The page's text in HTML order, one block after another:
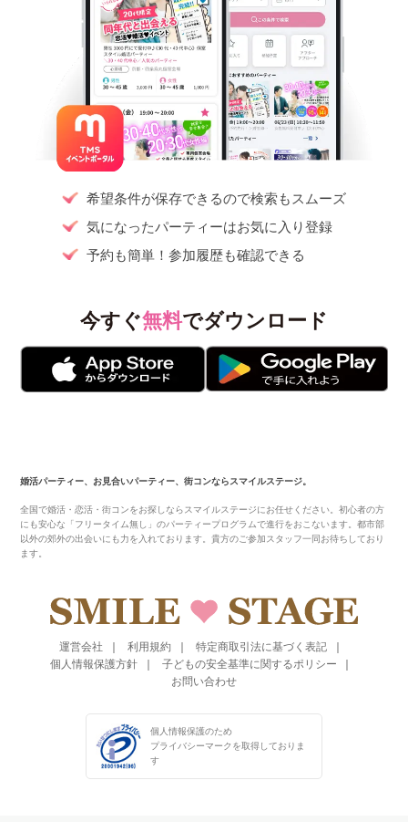
希望条件が保存できるので検索もスムーズ
気になったパーティーはお気に入り登録
予約も簡単！参加履歴も確認できる
今すぐ無料でダウンロード
婚活パーティー、お見合いパーティー、街コンならスマイルステージ。
全国で婚活・恋活・街コンをお探しならスマイルステージにお任せください。初心者の方
にも安心な「フリータイム無し」のパーティープログラムで進行をおこないます。都市部
以外の郊外の出会いにも力を入れております。貴方のご参加スタッフ一同お待ちしており
ます。
運営会社 利用規約
特定商取引法に基づく表記
個人情報保護方針
子どもの安全基準に関するポリシー
お問い合わせ
個人情報保護のため
プライバシーマークを取得しておりま
す